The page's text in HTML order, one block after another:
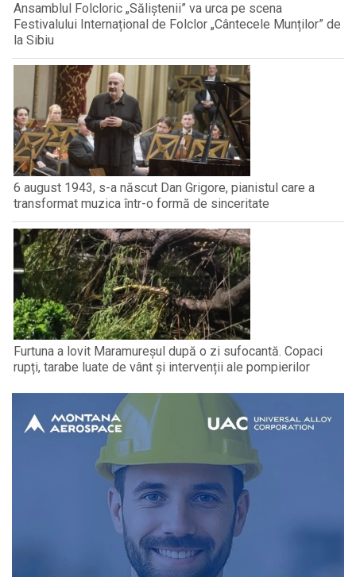
Ansamblul Folcloric „Săliștenii” va urca pe scena
Festivalului Internațional de Folclor „Cântecele Munților” de
la Sibiu
6 august 1943, s-a născut Dan Grigore, pianistul care a
transformat muzica într-o formă de sinceritate
Furtuna a lovit Maramureșul după o zi sufocantă. Copaci
rupți, tarabe luate de vânt și intervenții ale pompierilor